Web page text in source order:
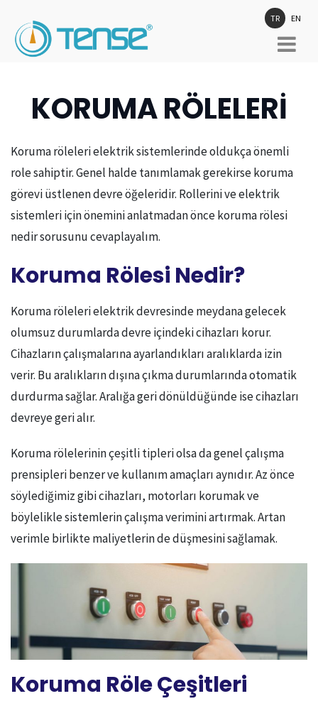
TR EN
KORUMA RÖLELERİ
Koruma röleleri elektrik sistemlerinde oldukça önemli
role sahiptir. Genel halde tanımlamak gerekirse koruma
görevi üstlenen devre öğeleridir. Rollerini ve elektrik
sistemleri için önemini anlatmadan önce koruma rölesi
nedir sorusunu cevaplayalım.
Koruma Rölesi Nedir?
Koruma röleleri elektrik devresinde meydana gelecek
olumsuz durumlarda devre içindeki cihazları korur.
Cihazların çalışmalarına ayarlandıkları aralıklarda izin
verir. Bu aralıkların dışına çıkma durumlarında otomatik
durdurma sağlar. Aralığa geri dönüldüğünde ise cihazları
devreye geri alır.
Koruma rölelerinin çeşitli tipleri olsa da genel çalışma
prensipleri benzer ve kullanım amaçları aynıdır. Az önce
söylediğimiz gibi cihazları, motorları korumak ve
böylelikle sistemlerin çalışma verimini artırmak. Artan
verimle birlikte maliyetlerin de düşmesini sağlamak.
Koruma Röle Çeşitleri